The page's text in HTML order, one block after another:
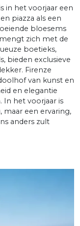
in het voorjaar een
piazza als een
bloesems
zich met de
boetieks,
bieden exclusieve
Firenze
van kunst en
en elegantie
In het voorjaar is
maar een ervaring,
anders zult